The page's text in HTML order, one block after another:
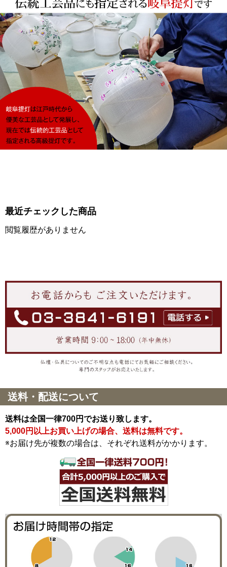
最近チェックした商品
閲覧履歴がありません
送料・配送について
送料は全国一律700円でお送り致します。
5,000円以上お買い上げの場合、送料は無料です。
※お届け先が複数の場合は、それぞれ送料がかかります。